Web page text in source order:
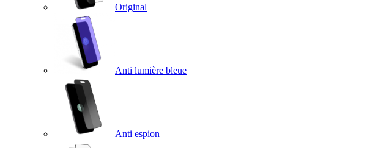
Original
Anti lumière bleue
Anti espion